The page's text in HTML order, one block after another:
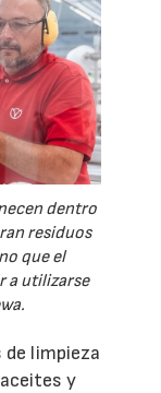
dentro
residuos
que el
a utilizarse
de limpieza
y